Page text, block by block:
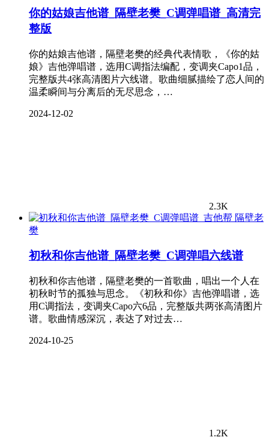
你的姑娘吉他谱_隔壁老樊_C调弹唱谱_高清完
整版
你的姑娘吉他谱，隔壁老樊的经典代表情歌，《你的姑
娘》吉他弹唱谱，选用C调指法编配，变调夹Capo1品，
完整版共4张高清图片六线谱。歌曲细腻描绘了恋人间的
温柔瞬间与分离后的无尽思念，…
2024-12-02
2.3K
隔壁老
樊
初秋和你吉他谱_隔壁老樊_C调弹唱六线谱
初秋和你吉他谱，隔壁老樊的一首歌曲，唱出一个人在
初秋时节的孤独与思念。《初秋和你》吉他弹唱谱，选
用C调指法，变调夹Capo六6品，完整版共两张高清图片
谱。歌曲情感深沉，表达了对过去…
2024-10-25
1.2K